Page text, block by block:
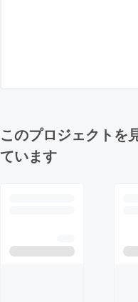
このプロジェクトを
ています